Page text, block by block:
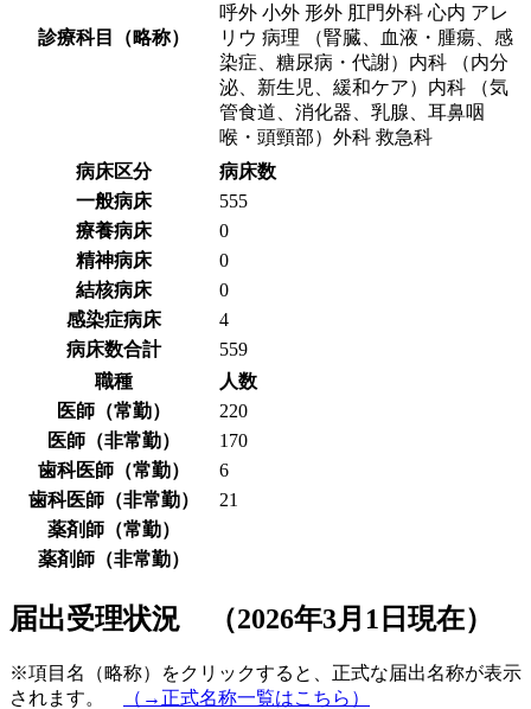
診療科目（略称）
呼外 小外 形外 肛門外科 心内 アレ
リウ 病理 （腎臓、血液・腫瘍、感
染症、糖尿病・代謝）内科 （内分
泌、新生児、緩和ケア）内科 （気
管食道、消化器、乳腺、耳鼻咽
喉・頭頸部）外科 救急科
病床区分
病床数
一般病床
555
療養病床
0
精神病床
0
結核病床
0
感染症病床
4
病床数合計
559
職種
人数
医師（常勤）
220
医師（非常勤）
170
歯科医師（常勤）
6
歯科医師（非常勤）
21
薬剤師（常勤）
薬剤師（非常勤）
届出受理状況 （2026年3月1日現在）
※項目名（略称）をクリックすると、正式な届出名称が表示
されます。
（→正式名称一覧はこちら）